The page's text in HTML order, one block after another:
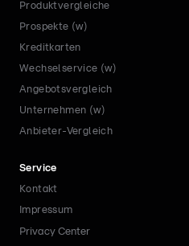
Produktvergleiche
Prospekte (w)
Kreditkarten
Wechselservice (w)
Angebotsvergleich
Unternehmen (w)
Anbieter-Vergleich
Service
Kontakt
Impressum
Privacy Center